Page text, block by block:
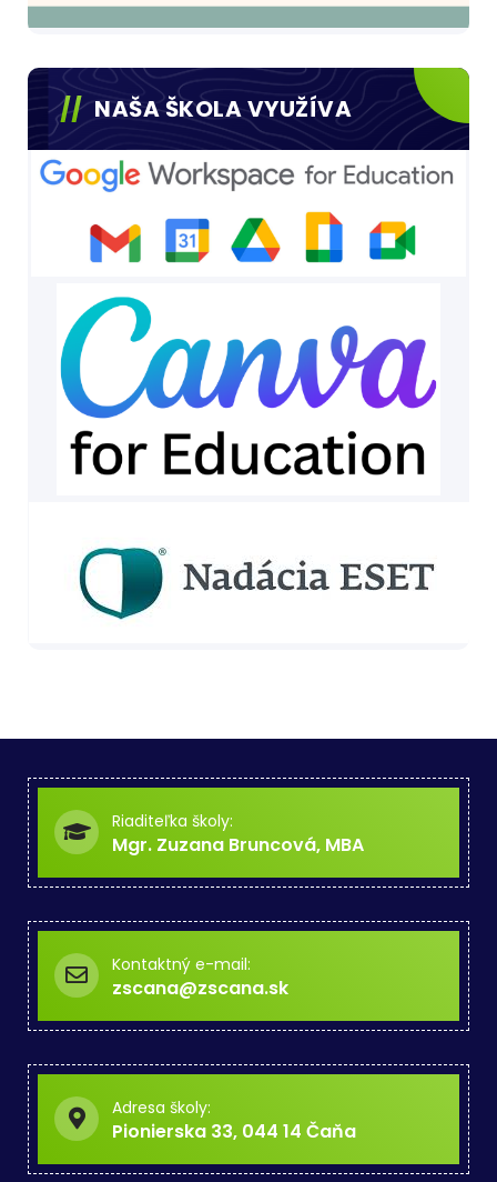
NAŠA ŠKOLA VYUŽÍVA
Riaditeľka školy:
Mgr. Zuzana Bruncová, MBA
Kontaktný e-mail:
zscana@zscana.sk
Adresa školy:
Pionierska 33, 044 14 Čaňa